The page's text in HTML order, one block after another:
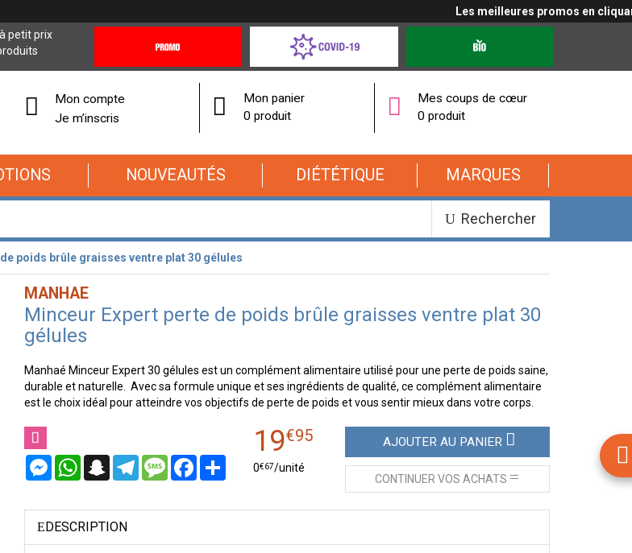
Les meilleures promos en cliquant
petit prix
Offres
Coronavirus
Mon compte
Je m’inscris
Mon panier
0 produit
Mes coups de cœur
0 produit
NOUVEAUTÉS DIÉTÉTIQUE MARQUES
Rechercher
poids brûle graisses ventre plat 30 gélules
MANHAE
Minceur Expert perte de poids brûle graisses ventre plat 30
gélules
Manhaé Minceur Expert 30 gélules est un complément alimentaire utilisé pour une perte de poids saine,
durable et naturelle. Avec sa formule unique et ses ingrédients de qualité, ce complément alimentaire
est le choix idéal pour atteindre vos objectifs de perte de poids et vous sentir mieux dans votre corps.
MessengerWhatsAppSnapchatTelegramMessageFacebookPartager
19€95
0€67/unité
AJOUTER AU PANIER
CONTINUER VOS ACHATS
DESCRIPTION